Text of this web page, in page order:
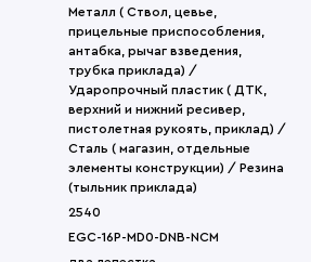
Металл ( Ствол, цевье,
прицельные приспособления,
антабка, рычаг взведения,
трубка приклада) /
Ударопрочный пластик ( ДТК,
верхний и нижний ресивер,
пистолетная рукоять, приклад) /
Сталь ( магазин, отдельные
элементы конструкции) / Резина
(тыльник приклада)
2540
EGC-16P-MD0-DNB-NCM